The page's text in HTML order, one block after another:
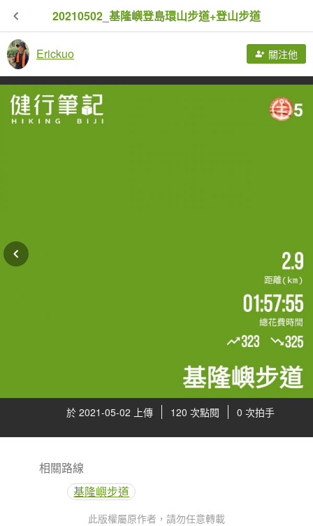
20210502_基隆嶼登島環山步道+登山步道
Erickuo 關注他
於 2021-05-02 上傳 120 次點閱 0 次拍手
相關路線
基隆嶼步道
此版權屬原作者，請勿任意轉載